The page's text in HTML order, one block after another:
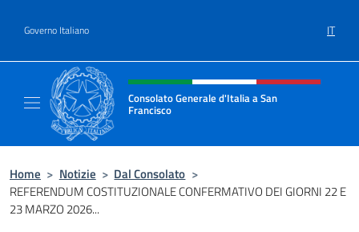
Governo Italiano IT
Intestazione sito, social e menù
Consolato Generale d'Italia a San
Francisco
Home > Notizie > Dal Consolato >
REFERENDUM COSTITUZIONALE CONFERMATIVO DEI GIORNI 22 E
23 MARZO 2026...